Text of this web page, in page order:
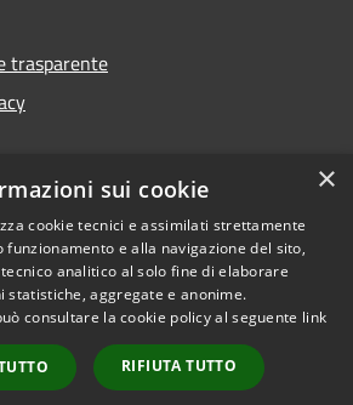
trasparente
Copyright © 2026 • Comune di
Brembate • Powered by
Municipium•
Accesso
redazione
×
sui cookie
cookie tecnici e assimilati strettamente
funzionamento e alla navigazione del sito,
analitico al solo fine di elaborare
statistiche, aggregate e anonime.
consultare la cookie policy al seguente link
RIFIUTA TUTTO